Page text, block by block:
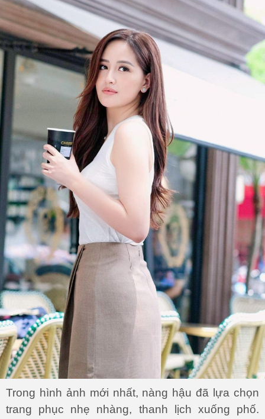
Trong hình ảnh mới nhất, nàng hậu đã lựa chọn
trang phục nhẹ nhàng, thanh lịch xuống phố.